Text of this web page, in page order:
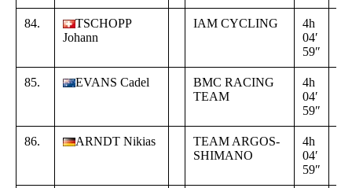
84.
TSCHOPP
Johann
IAM CYCLING
4h
04′
59″
85. EVANS Cadel
BMC RACING
TEAM
4h
04′
59″
86. ARNDT Nikias
TEAM ARGOS-
SHIMANO
4h
04′
59″